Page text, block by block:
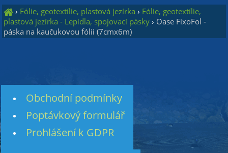
› Fólie, geotextílie, plastová jezírka › Fólie, geotextílie,
plastová jezírka - Lepidla, spojovací pásky › Oase FixoFol -
páska na kaučukovou fólii (7cmx6m)
Obchodní podmínky
Poptávkový formulář
Prohlášení k GDPR